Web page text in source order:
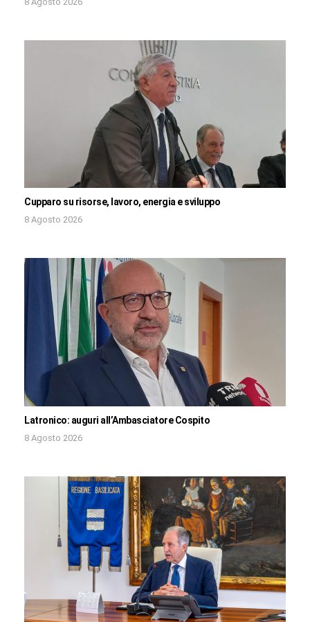
Cupparo su risorse, lavoro, energia e sviluppo
8 Agosto 2026
Latronico: auguri all’Ambasciatore Cospito
8 Agosto 2026